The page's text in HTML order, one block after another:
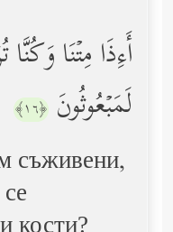
أَءِذَا مِتۡنَا وَكُنَّا
لَمَبۡعُوثُونَ ﴿١٦﴾
съживени,